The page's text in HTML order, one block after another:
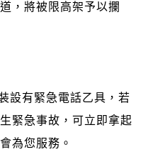
，將被限高架予以攔
設有緊急電話乙具，若
緊急事故，可立即拿起
為您服務。